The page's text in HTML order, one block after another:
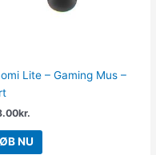
Lite – Gaming Mus –
kr.
NU